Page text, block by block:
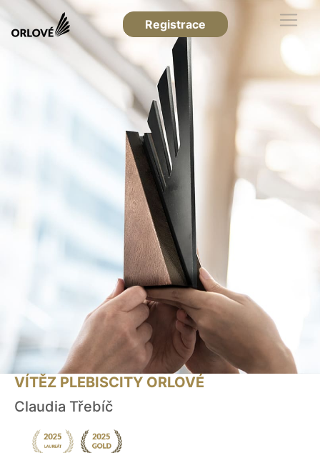
Registrace
VÍTĚZ PLEBISCITY ORLOVÉ
Claudia Třebíč